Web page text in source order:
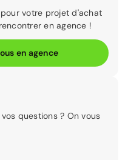
votre projet d'achat
en agence !
en agence
questions ? On vous